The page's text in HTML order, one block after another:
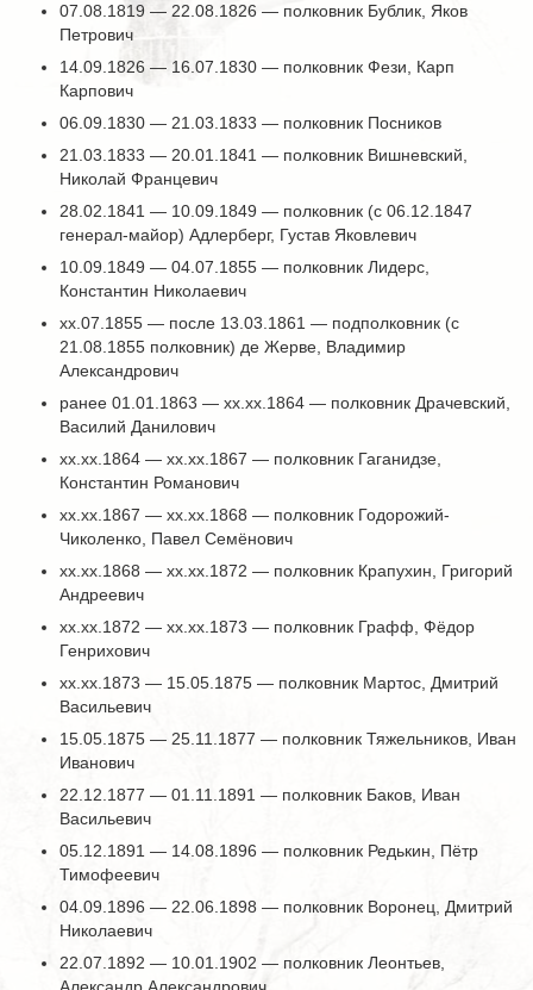
07.08.1819 — 22.08.1826 — полковник Бублик, Яков
Петрович
14.09.1826 — 16.07.1830 — полковник Фези, Карп
Карпович
06.09.1830 — 21.03.1833 — полковник Посников
21.03.1833 — 20.01.1841 — полковник Вишневский,
Николай Францевич
28.02.1841 — 10.09.1849 — полковник (с 06.12.1847
генерал-майор) Адлерберг, Густав Яковлевич
10.09.1849 — 04.07.1855 — полковник Лидерс,
Константин Николаевич
хх.07.1855 — после 13.03.1861 — подполковник (с
21.08.1855 полковник) де Жерве, Владимир
Александрович
ранее 01.01.1863 — хх.хх.1864 — полковник Драчевский,
Василий Данилович
хх.хх.1864 — хх.хх.1867 — полковник Гаганидзе,
Константин Романович
хх.хх.1867 — хх.хх.1868 — полковник Годорожий-
Чиколенко, Павел Семёнович
хх.хх.1868 — хх.хх.1872 — полковник Крапухин, Григорий
Андреевич
хх.хх.1872 — хх.хх.1873 — полковник Графф, Фёдор
Генрихович
хх.хх.1873 — 15.05.1875 — полковник Мартос, Дмитрий
Васильевич
15.05.1875 — 25.11.1877 — полковник Тяжельников, Иван
Иванович
22.12.1877 — 01.11.1891 — полковник Баков, Иван
Васильевич
05.12.1891 — 14.08.1896 — полковник Редькин, Пётр
Тимофеевич
04.09.1896 — 22.06.1898 — полковник Воронец, Дмитрий
Николаевич
22.07.1892 — 10.01.1902 — полковник Леонтьев,